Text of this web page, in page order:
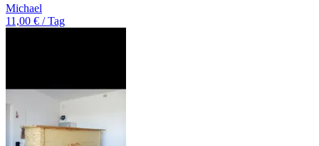
Michael
11,00 € / Tag